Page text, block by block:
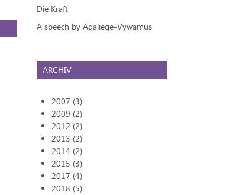
Die Kraft
A speech by Adaliege-Vywamus
ARCHIV
2007 (3)
2009 (2)
2012 (2)
2013 (2)
2014 (2)
2015 (3)
2017 (4)
2018 (5)